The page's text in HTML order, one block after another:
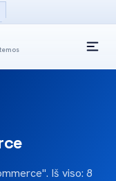
Iš viso: 8